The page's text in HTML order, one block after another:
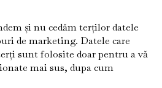
și nu cedăm terților datele
de marketing. Datele care
sunt folosite doar pentru a vă
mai sus, dupa cum